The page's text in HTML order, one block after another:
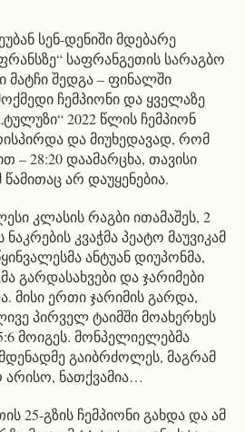
სენ-დენიში მდებარე
საფრანგეთის სარაგბო
მატჩი შედგა – ფინალში
ჩემპიონი და ყველაზე
2022 წლის ჩემპიონ
და მიუხედავად, რომ
– 28:20 დაამარცხა, თავისი
არ დაუყენებია.
კლასის რაგბი ითამაშეს, 2
კვაჭმა პეატო მაუვიკამ
ანტუან დიუპონმა,
გარდასახვები და ჯარიმები
მისი ერთი ჯარიმის გარდა,
პირველ ტაიმში მოახერხეს
მოიგეს. მონპელიელებმა
გაიბრძოლეს, მაგრამ
ნათქვამია…
25-გზის ჩემპიონი გახდა და ამ